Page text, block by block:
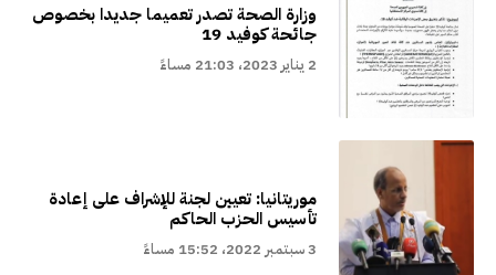
وزارة الصحة تصدر تعميما جديدا بخصوص
جائحة كوفيد 19
2 يناير 2023، 21:03 مساءً
موريتانيا: تعيين لجنة للإشراف على إعادة
تأسيس الحزب الحاكم
3 سبتمبر 2022، 15:52 مساءً